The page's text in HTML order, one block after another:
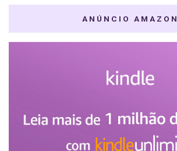
ANÚNCIO AMAZON